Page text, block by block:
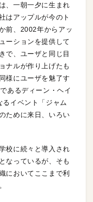
、一朝一夕に生まれ
はアップルが今のト
前、2002年からアッ
ーションを提供して
で、ユーザと同じ目
ナルが作り上げたも
様にユーザを魅了す
あるディーン・ヘイ
イベント「ジャム
ために来日、いろい
校に続々と導入され
なっているが、そも
においてここまで利